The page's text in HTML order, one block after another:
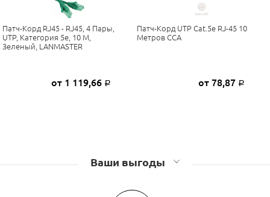
Патч-Корд RJ45 - RJ45, 4 Пары,
UTP, Категория 5е, 10 М,
Зеленый, LANMASTER
от 1 119,66 Р
Патч-Корд UTP Cat.5e RJ-45 10
Метров CCA
от 78,87 Р
Ваши выгоды